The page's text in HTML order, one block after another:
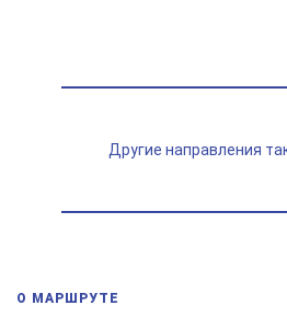
Другие направления
О МАРШРУТЕ